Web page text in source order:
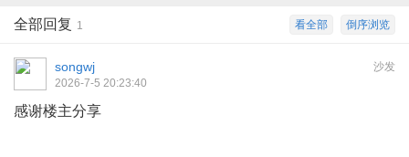
倒序浏览
看全部
全部回复 1
沙发
songwj
2026-7-5 20:23:40
感谢楼主分享